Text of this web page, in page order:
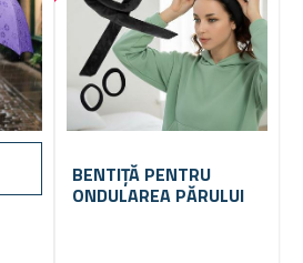
BENTIȚĂ PENTRU
ONDULAREA PĂRULUI